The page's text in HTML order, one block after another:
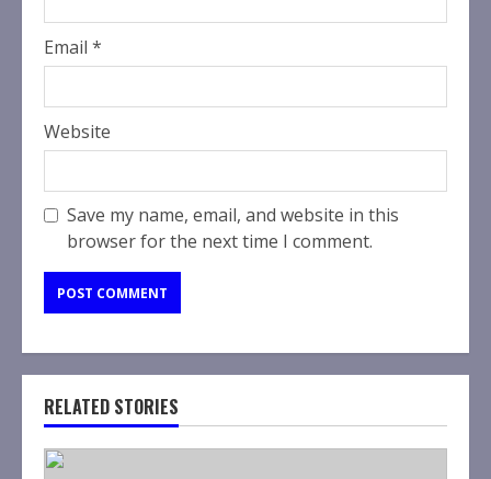
Email *
Website
Save my name, email, and website in this
browser for the next time I comment.
RELATED STORIES